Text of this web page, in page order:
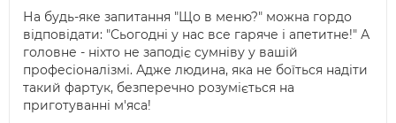
На будь-яке запитання "Що в меню?" можна гордо
відповідати: "Сьогодні у нас все гаряче і апетитне!" А
головне - ніхто не заподіє сумніву у вашій
професіоналізмі. Адже людина, яка не боїться надіти
такий фартук, безперечно розуміється на
приготуванні м'яса!